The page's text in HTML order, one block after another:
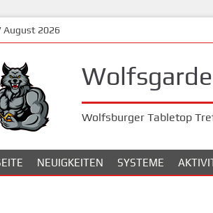
August 2026
Wolfsburger Tabletop
NEUIGKEITEN SYSTEME